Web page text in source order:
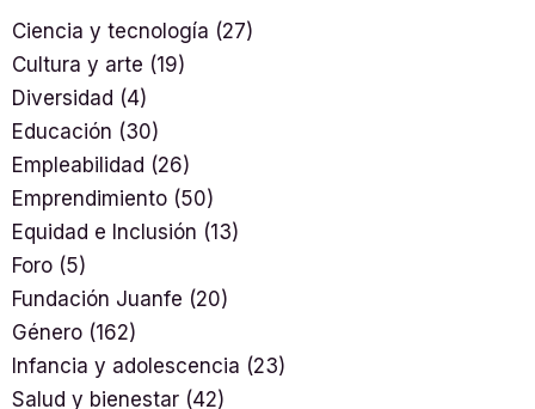
Ciencia y tecnología (27)
Cultura y arte (19)
Diversidad (4)
Educación (30)
Empleabilidad (26)
Emprendimiento (50)
Equidad e Inclusión (13)
Foro (5)
Fundación Juanfe (20)
Género (162)
Infancia y adolescencia (23)
Salud y bienestar (42)